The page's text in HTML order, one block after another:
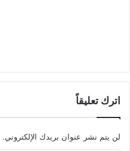
اترك تعليقاً
لن يتم نشر عنوان بريدك الإلكتروني.